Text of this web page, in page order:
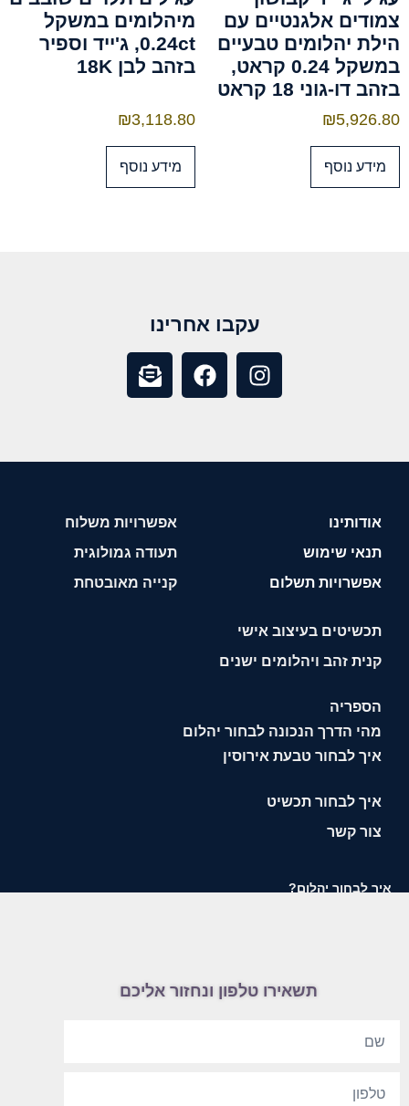
צמודים אלגנטיים עם
הילת יהלומים טבעיים
במשקל 0.24 קראט,
בזהב דו-גוני 18 קראט
₪5,926.80
מידע נוסף
מיהלומים במשקל
0.24ct, ג'ייד וספיר
בזהב לבן 18K
₪3,118.80
מידע נוסף
עקבו אחרינו
אודותינו
תנאי שימוש
אפשרויות תשלום
אפשרויות משלוח
תעודה גמולוגית
קנייה מאובטחת
תכשיטים בעיצוב אישי
קנית זהב ויהלומים ישנים
הספריה
מהי הדרך הנכונה לבחור יהלום
איך לבחור טבעת אירוסין
איך לבחור תכשיט
צור קשר
איך לבחור יהלום?
תשאירו טלפון ונחזור אליכם